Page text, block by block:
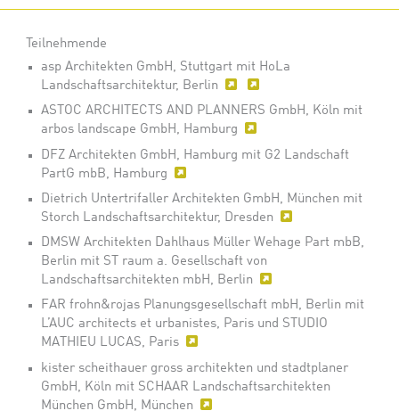
Teilnehmende
asp Architekten GmbH, Stuttgart mit HoLa
Landschaftsarchitektur, Berlin
ASTOC ARCHITECTS AND PLANNERS GmbH, Köln mit
arbos landscape GmbH, Hamburg
DFZ Architekten GmbH, Hamburg mit G2 Landschaft
PartG mbB, Hamburg
Dietrich Untertrifaller Architekten GmbH, München mit
Storch Landschaftsarchitektur, Dresden
DMSW Architekten Dahlhaus Müller Wehage Part mbB,
Berlin mit ST raum a. Gesellschaft von
Landschaftsarchitekten mbH, Berlin
FAR frohn&rojas Planungsgesellschaft mbH, Berlin mit
L’AUC architects et urbanistes, Paris und STUDIO
MATHIEU LUCAS, Paris
kister scheithauer gross architekten und stadtplaner
GmbH, Köln mit SCHAAR Landschaftsarchitekten
München GmbH, München